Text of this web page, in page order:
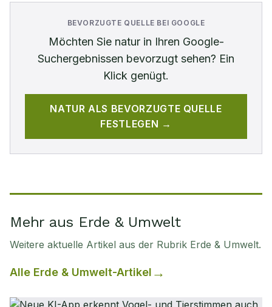
BEVORZUGTE QUELLE BEI GOOGLE
Möchten Sie naturin Ihren Google-
Suchergebnissen bevorzugt sehen? Ein
Klick genügt.
NATUR ALS BEVORZUGTE QUELLE
FESTLEGEN →
Mehr aus Erde & Umwelt
Weitere aktuelle Artikel aus der Rubrik Erde & Umwelt.
Alle Erde & Umwelt-Artikel